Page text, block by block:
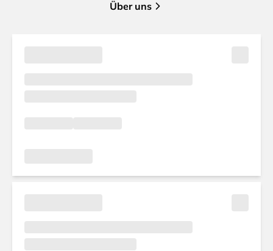
Über uns